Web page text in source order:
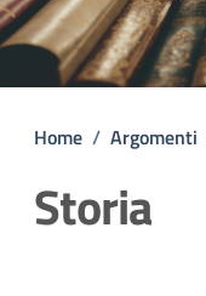
Home / Argomenti
Storia